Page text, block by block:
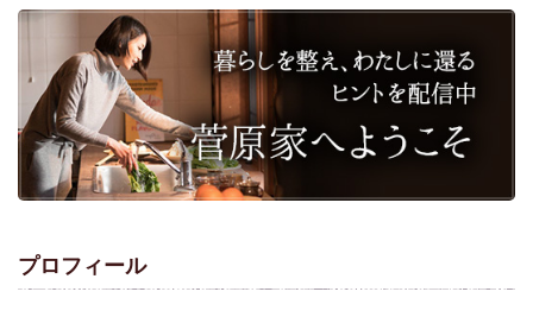
プロフィール